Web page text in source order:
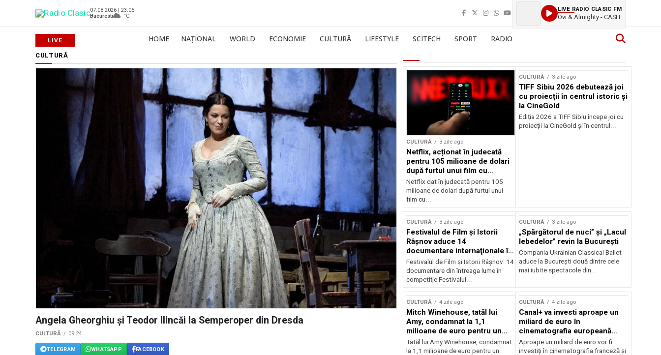
07.08.2026 | 23:05
Bucuresti
--°C
LIVE RADIO CLASIC FM
Ovi & Almighty - CASH
HOME NAȚIONAL WORLD ECONOMIE CULTURĂ LIFESTYLE SCITECH SPORT RADIO
CULTURĂ
Angela Gheorghiu și Teodor Ilincăi la Semperoper din Dresda
CULTURĂ 09:24
TELEGRAM WHATSAPP FACEBOOK
CULTURĂ 3 zile ago
Netflix, acționat în judecată
pentru 105 milioane de dolari
după furtul unui film cu
Nicolas Cage
Netflix dat în judecată pentru 105
milioane de dolari după furtul unui
film cu...
CULTURĂ 3 zile ago
TIFF Sibiu 2026 debutează joi
cu proiecții în centrul istoric și
la CineGold
Ediția 2026 a TIFF Sibiu începe joi cu
proiecții la CineGold și în centrul...
CULTURĂ 3 zile ago
Festivalul de Film şi Istorii
Râşnov aduce 14
documentare internaţionale în
premieră
Festivalul de Film şi Istorii Râşnov: 14
documentare din întreaga lume în
competiţie Festivalul...
CULTURĂ 3 zile ago
„Spărgătorul de nuci” și „Lacul
lebedelor” revin la București
Compania Ukrainian Classical Ballet
aduce la București două dintre cele
mai iubite spectacole din...
CULTURĂ 4 zile ago
Mitch Winehouse, tatăl lui
Amy, condamnat la 1,1
milioane de euro pentru un
litigiu pierdut
Tatăl lui Amy Winehouse, condamnat
la 1,1 milioane de euro pentru un
CULTURĂ 4 zile ago
Canal+ va investi aproape un
miliard de euro în
cinematografia europeană
până în 2032
Aproape un miliard de euro vor fi
investiți în cinematografia franceză și